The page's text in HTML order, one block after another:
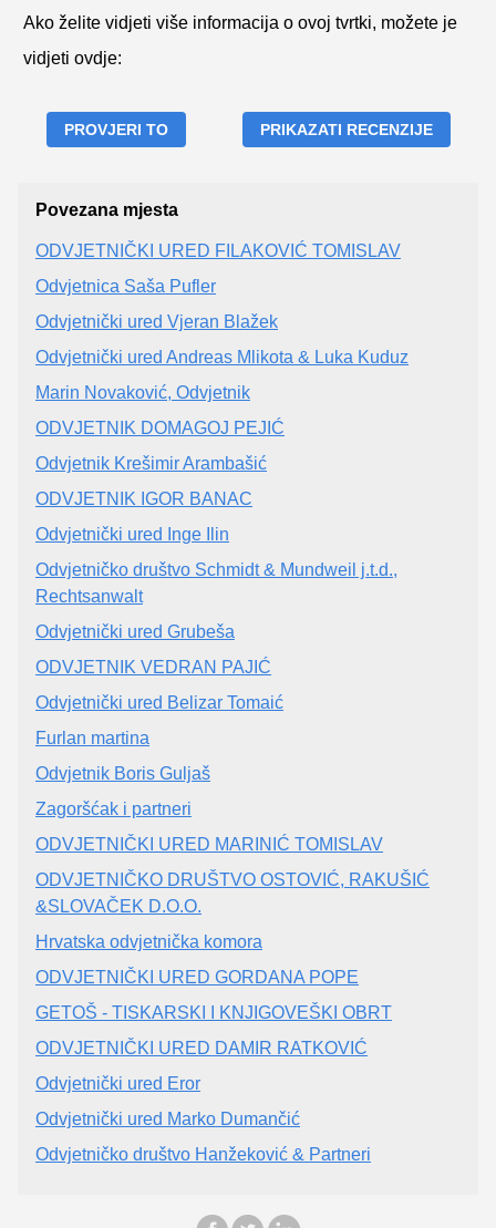
Ako želite vidjeti više informacija o ovoj tvrtki, možete je
vidjeti ovdje:
PROVJERI TO PRIKAZATI RECENZIJE
Povezana mjesta
ODVJETNIČKI URED FILAKOVIĆ TOMISLAV
Odvjetnica Saša Pufler
Odvjetnički ured Vjeran Blažek
Odvjetnički ured Andreas Mlikota & Luka Kuduz
Marin Novaković, Odvjetnik
ODVJETNIK DOMAGOJ PEJIĆ
Odvjetnik Krešimir Arambašić
ODVJETNIK IGOR BANAC
Odvjetnički ured Inge Ilin
Odvjetničko društvo Schmidt & Mundweil j.t.d.,
Rechtsanwalt
Odvjetnički ured Grubeša
ODVJETNIK VEDRAN PAJIĆ
Odvjetnički ured Belizar Tomaić
Furlan martina
Odvjetnik Boris Guljaš
Zagoršćak i partneri
ODVJETNIČKI URED MARINIĆ TOMISLAV
ODVJETNIČKO DRUŠTVO OSTOVIĆ, RAKUŠIĆ
&SLOVAČEK D.O.O.
Hrvatska odvjetnička komora
ODVJETNIČKI URED GORDANA POPE
GETOŠ - TISKARSKI I KNJIGOVEŠKI OBRT
ODVJETNIČKI URED DAMIR RATKOVIĆ
Odvjetnički ured Eror
Odvjetnički ured Marko Dumančić
Odvjetničko društvo Hanžeković & Partneri